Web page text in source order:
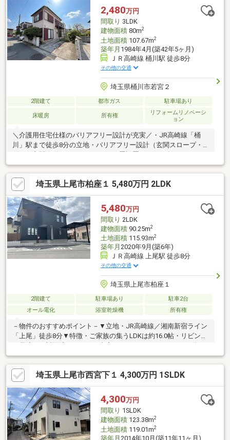
2,480万円
間取り 3LDK
建物面積80m2
土地面積107.67m2
築年月 1984年4月(築42年5ヶ月)
ＪＲ高崎線 桶川駅 徒歩8分
その他の交通
埼玉県桶川市若宮２
2階建て 都市ガス 駐車場あり
床暖房 所有権
リフォームリノベーシ
ョン
＼介護用住宅仕様のバリアフリー設計が充実／・JR高崎線「桶
川」駅まで徒歩8分の立地・バリアフリー設計（玄関スロープ・リ
ォーム実施済み（玄関・トイレ・洗面・浴室・クロス・給湯器ほ
か）・間口約11mの広々敷地・駐車スペース1台分確保・床暖房/
一部二重サッシ/エアコン/照明付き・ドラッグストア・コンビニ
など生活施設が徒歩5分圏内に充実・小学校まで徒歩13分・中学
校まで徒歩14分の通学しやすい環境【～2016.3～リフォーム歴あ
り】玄関、トイレ、洗面、浴室、クロス、床、給湯器、玄関スロ
ープ、ほか
埼玉県上尾市柏座１ 5,480万円 2LDK
5,480万円
間取り 2LDK
建物面積90.25m2
土地面積115.93m2
築年月 2020年9月(築6年)
ＪＲ高崎線 上尾駅 徒歩8分
その他の交通
埼玉県上尾市柏座１
2階建て 駐車場あり
駐車2台
オール電化
浴室乾燥機 所有権
－物件のおすすめポイント－▼立地・JR高崎線／湘南新宿ライン
「上尾」徒歩8分▼特徴・ご家族の集うLDKは約16.0帖・リビング
南東向きインナーバルコニー・洋室約11.5帖は2部屋に変更可能
(別途工事・費用要)・前面道路は南東側幅員約9.4m公道▼設備・
オール電化・食洗機・浄水器・浴室1616サイズ・浴室乾燥機付▼
周辺環境・イトーヨーカドー上尾駅前店 徒歩9分(約710m)※法22
条区域■ ご希望の住まい探しをお手伝いします ━━━━━・・・
物件の詳細・ご相談はお気軽にお問い合わせください。
埼玉県上尾市西宮下１ 4,300万円 1SLDK
4,300万円
間取り 1SLDK
建物面積123.38m2
土地面積119.01m2
築年月 2014年10月(築11年11ヶ月)